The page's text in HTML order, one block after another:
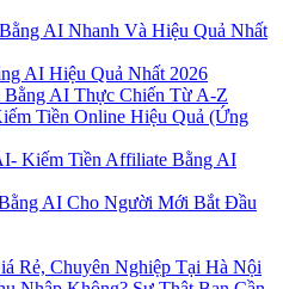
AI Nhanh Và Hiệu Quả Nhất
AI Hiệu Quả Nhất 2026
Bằng AI Thực Chiến Từ A-Z
Tiền Online Hiệu Quả (Ứng
Kiếm Tiền Affiliate Bằng AI
AI Cho Người Mới Bắt Đầu
Rẻ, Chuyên Nghiệp Tại Hà Nội